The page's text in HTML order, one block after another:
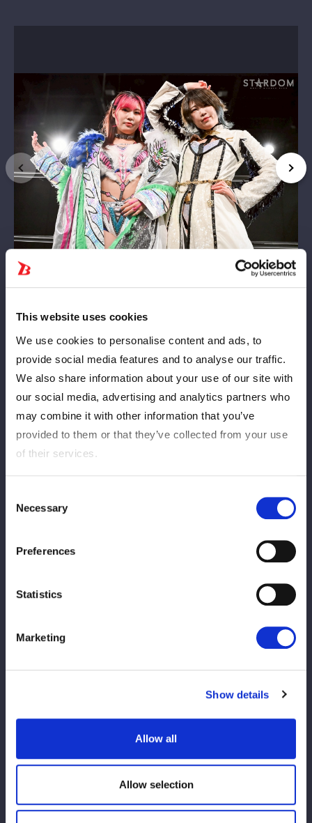
This website uses cookies
We use cookies to personalise content and ads, to
provide social media features and to analyse our traffic.
We also share information about your use of our site with
our social media, advertising and analytics partners who
may combine it with other information that you’ve
provided to them or that they’ve collected from your use
of their services.
Selection
Necessary
Preferences
Statistics
Marketing
Show details
Allow all
Allow selection
壮麗亜美＆レディ・Cの令和東京タワーズと対戦。「ルーキー・
オブ・スターダム」1回戦を突破した姫が捕まる苦しい展開だっ
った。